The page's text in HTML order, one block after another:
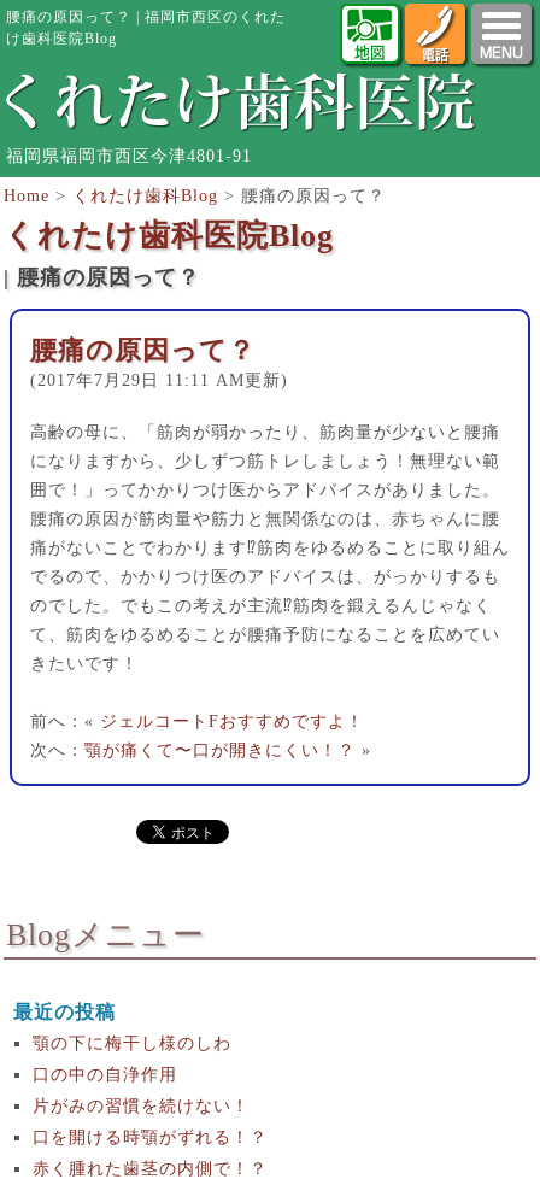
腰痛の原因って？ | 福岡市西区のくれた
け歯科医院Blog
福岡県福岡市西区今津4801-91
Home > くれたけ歯科Blog > 腰痛の原因って？
くれたけ歯科医院Blog
| 腰痛の原因って？
腰痛の原因って？
(2017年7月29日 11:11 AM更新)
高齢の母に、「筋肉が弱かったり、筋肉量が少ないと腰痛
になりますから、少しずつ筋トレしましょう！無理ない範
囲で！」ってかかりつけ医からアドバイスがありました。
腰痛の原因が筋肉量や筋力と無関係なのは、赤ちゃんに腰
痛がないことでわかります⁉︎筋肉をゆるめることに取り組ん
でるので、かかりつけ医のアドバイスは、がっかりするも
のでした。でもこの考えが主流⁉︎筋肉を鍛えるんじゃなく
て、筋肉をゆるめることが腰痛予防になることを広めてい
きたいです！
前へ：« ジェルコートFおすすめですよ！
次へ： 顎が痛くて〜口が開きにくい！？ »
Blogメニュー
最近の投稿
顎の下に梅干し様のしわ
口の中の自浄作用
片がみの習慣を続けない！
口を開ける時顎がずれる！？
赤く腫れた歯茎の内側で！？